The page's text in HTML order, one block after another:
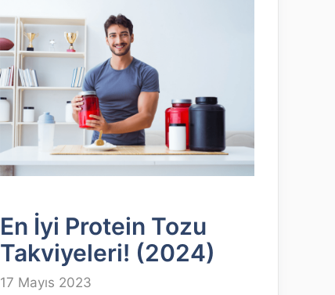
En İyi Protein Tozu
Takviyeleri! (2024)
17 Mayıs 2023